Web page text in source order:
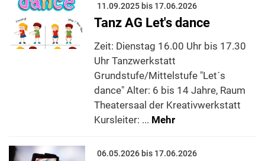
11.09.2025 bis 17.06.2026
Tanz AG Let's dance
Zeit: Dienstag 16.00 Uhr bis 17.30
Uhr Tanzwerkstatt
Grundstufe/Mittelstufe "Let´s
dance" Alter: 6 bis 14 Jahre, Raum
Theatersaal der Kreativwerkstatt
Kursleiter: ... Mehr
06.05.2026 bis 17.06.2026